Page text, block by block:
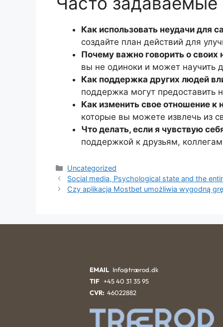
Как использовать неудачи для
создайте план действий для
Почему важно говорить о своих
вы не одиноки и может научить
Как поддержка других людей
поддержка могут предоставить
Как изменить свое отношение к
которые вы можете извлечь из
Что делать, если я чувствую
поддержкой к друзьям,
Uncategorized
Social media, Psychological state and the
Czy aplikacja Mostbet umożliwia wygodną
EMAIL Info@trærod.dk
TIF +45 40 31 35 95
CVR: 46022882